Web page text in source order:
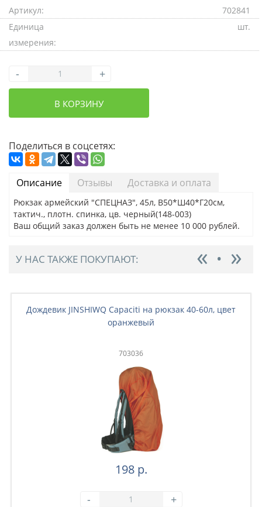
Артикул:
702841
Единица
измерения:
шт.
- +
В КОРЗИНУ
Поделиться в соцсетях:
Описание Отзывы Доставка и оплата
Рюкзак армейский "СПЕЦНАЗ", 45л, В50*Ш40*Г20см,
тактич., плотн. спинка, цв. черный(148-003)
Ваш общий заказ должен быть не менее 10 000 рублей.
У НАС ТАКЖЕ ПОКУПАЮТ:
Дождевик JINSHIWQ Capaciti на рюкзак 40-60л, цвет
оранжевый
703036
198 р.
- +